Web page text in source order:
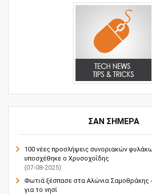
ΣΑΝ ΣΗΜΕΡΑ
100 νέες προσλήψεις συνοριακών
υποσχέθηκε ο Χρυσοχοΐδης
(07-08-2025)
Φωτιά ξέσπασε στα Αλώνια Σαμοθράκης
για το νησί